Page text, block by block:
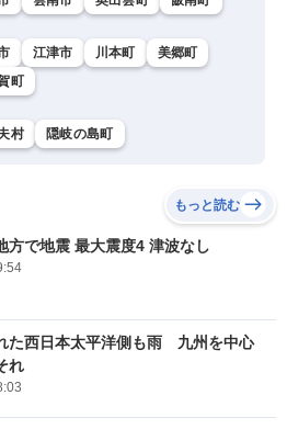
江津市 川本町
美郷町
町
村 隠岐の島町
もっと読む
方で地震 最大震度4 津波なし
た西日本太平洋側も雨 九州を中心
れ